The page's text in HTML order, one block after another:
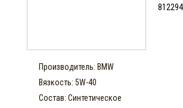
Производитель: BMW
Вязкость: 5W-40
Состав: Синтетическое